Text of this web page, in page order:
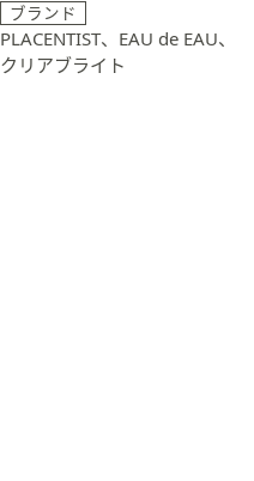
ブランド
PLACENTIST、EAU de EAU、
クリアブライト